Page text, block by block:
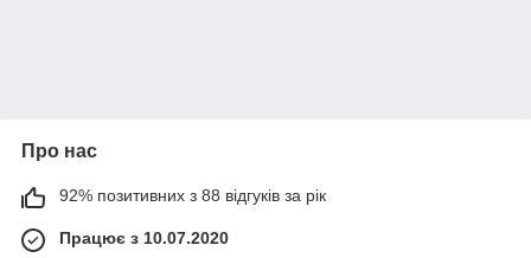
Про нас
92% позитивних з 88 відгуків за рік
Працює з 10.07.2020